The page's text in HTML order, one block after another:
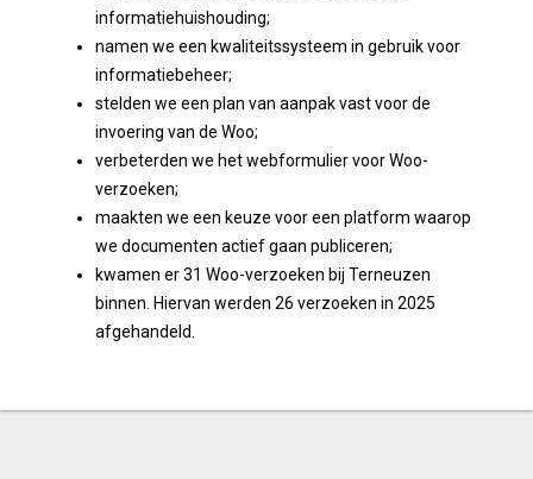
informatiehuishouding;
namen we een kwaliteitssysteem in gebruik voor
informatiebeheer;
stelden we een plan van aanpak vast voor de
invoering van de Woo;
verbeterden we het webformulier voor Woo-
verzoeken;
maakten we een keuze voor een platform waarop
we documenten actief gaan publiceren;
kwamen er 31 Woo-verzoeken bij Terneuzen
binnen. Hiervan werden 26 verzoeken in 2025
afgehandeld.